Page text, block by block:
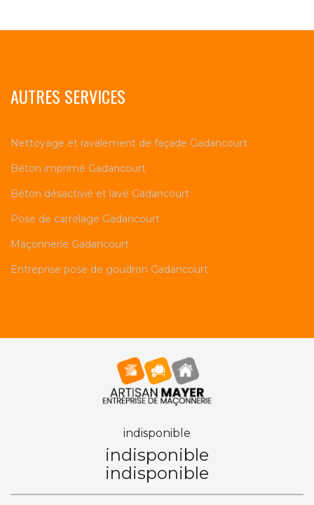
AUTRES SERVICES
Nettoyage et ravalement de façade Gadancourt
Béton imprimé Gadancourt
Béton désactivié et lavé Gadancourt
Pose de carrelage Gadancourt
Maçonnerie Gadancourt
Entreprise pose de goudron Gadancourt
indisponible
indisponible
indisponible